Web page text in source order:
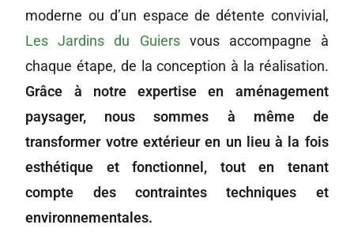
moderne ou d’un espace de détente convivial,
Les Jardins du Guiersvous accompagne à
chaque étape, de la conception à la réalisation.
Grâce à notre expertise en aménagement
paysager, nous sommes à même de
transformer votre extérieur en un lieu à la fois
esthétique et fonctionnel, tout en tenant
compte des contraintes techniques et
environnementales.